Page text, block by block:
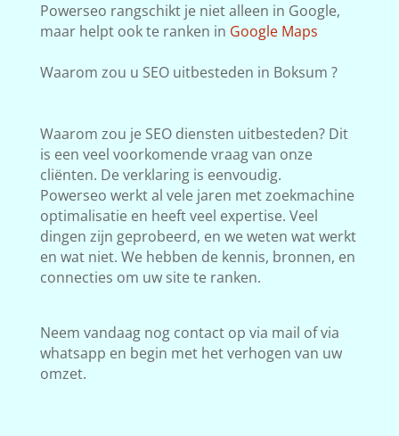
Powerseo rangschikt je niet alleen in Google,
maar helpt ook te ranken in Google Maps
Waarom zou u SEO uitbesteden in Boksum ?
Waarom zou je SEO diensten uitbesteden? Dit
is een veel voorkomende vraag van onze
cliënten. De verklaring is eenvoudig.
Powerseo werkt al vele jaren met zoekmachine
optimalisatie en heeft veel expertise. Veel
dingen zijn geprobeerd, en we weten wat werkt
en wat niet. We hebben de kennis, bronnen, en
connecties om uw site te ranken.
Neem vandaag nog contact op via mail of via
whatsapp en begin met het verhogen van uw
omzet.